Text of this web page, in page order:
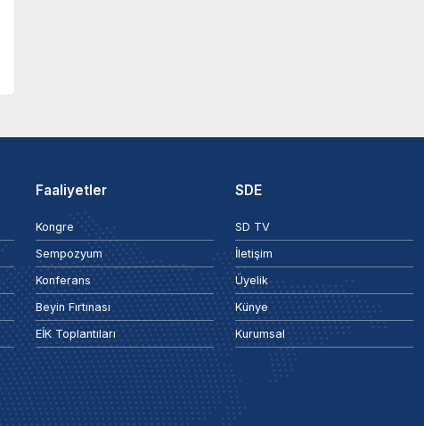
Faaliyetler
Kongre
Sempozyum
Konferans
Beyin Fırtınası
EİK Toplantıları
SDE
SD TV
İletişim
Üyelik
Künye
Kurumsal